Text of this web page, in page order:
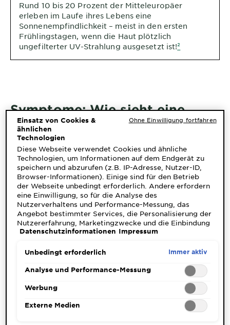
Rund 10 bis 20 Prozent der Mitteleuropäer
erleben im Laufe ihres Lebens eine
Sonnenempfindlichkeit – meist in den ersten
Frühlingstagen, wenn die Haut plötzlich
ungefilterter UV-Strahlung ausgesetzt ist!²
Symptome: Wie sieht eine
Sonnenallergie aus?
Noch während Du die Sonne genießt, läuft in Deiner
Haut längst ein Prozess ab, der sich erst Stunden
später bemerkbar macht. Je nach Hauttyp und
individueller Empfindlichkeit zeigen sich die
Symptome mal milder, mal intensiver. Höchste Zeit,
die typischen Symptome einer Sonnenallergie
genauer unter die Lupe zu nehmen:³
Kleine, rötlicheFlecken, Pusteln oder Bläschen
Juckreiz oder Brennen
Spannungsgefühl oder Überempfindlichkeitder
Hals, Schultern, Dekolleté,
Armen oder Handrücken.
Einsatz von Cookies &
ähnlichen
Technologien
Diese Webseite verwendet Cookies und ähnliche
Technologien, um Informationen auf dem Endgerät zu
speichern und abzurufen (z.B. IP-Adresse, Nutzer-ID,
Browser-Informationen). Einige sind für den Betrieb
der Webseite unbedingt erforderlich. Andere erfordern
eine Einwilligung, so für die Analyse des
Nutzerverhaltens und Performance-Messung, das
Angebot bestimmter Services, die Personalisierung der
Nutzererfahrung, Marketingzwecke und die Einbindung
externer Medien. Nicht unbedingt erforderliche Cookies
abgelehnt ("Ohne Einwilligung fortfahren")
sind ebenfalls möglich und speicherbar ("Auswahl
speichern"). Die Auswahl kann jederzeit unter dem Link
"Cookie-Einstellungen" angepasst werden. Für weitere
Informationen s. unsere Datenschutzinformationen.
Datenschutzinformationen Impressum
Unbedingt erforderlich Immer aktiv
Analyse und Performance-Messung
Werbung
Externe Medien
Ohne Einwilligung fortfahren